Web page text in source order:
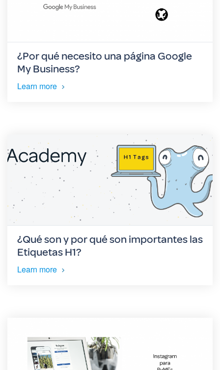
¿Por qué necesito una página Google
My Business?
Learn more
¿Qué son y por qué son importantes las
Etiquetas H1?
Learn more